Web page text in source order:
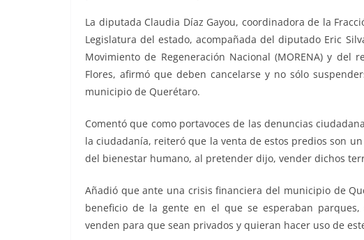
La diputada Claudia Díaz Gayou, coordinadora de la
Legislatura del estado, acompañada del diputado Eric
Movimiento de Regeneración Nacional (MORENA) y del
Flores, afirmó que deben cancelarse y no sólo
municipio de Querétaro.
Comentó que como portavoces de las denuncias
la ciudadanía, reiteró que la venta de estos predios son
del bienestar humano, al pretender dijo, vender dichos
Añadió que ante una crisis financiera del municipio de
beneficio de la gente en el que se esperaban
venden para que sean privados y quieran hacer uso de